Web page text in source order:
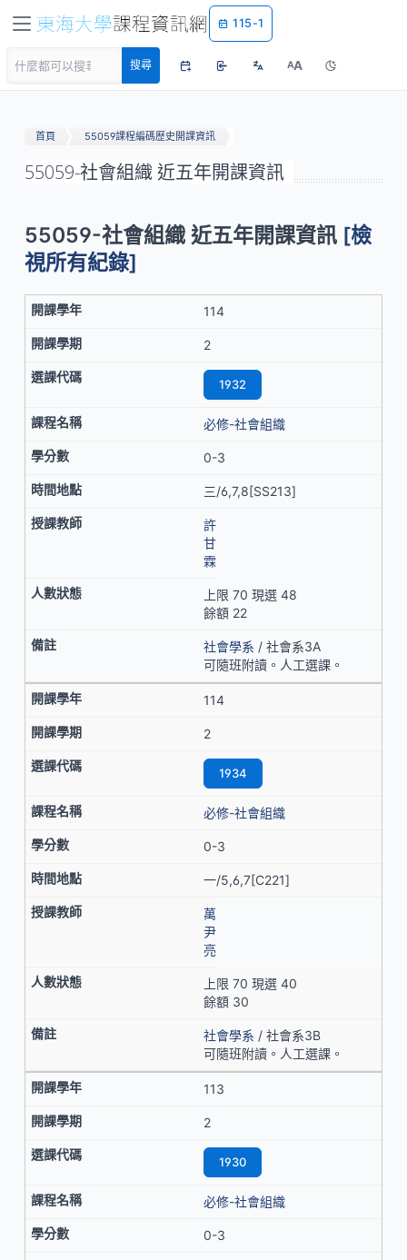
115-1
搜尋 AA
首頁 55059課程編碼歷史開課資訊
55059-社會組織 近五年開課資訊
55059-社會組織 近五年開課資訊 [檢
視所有紀錄]
114
2
1932
必修-社會組織
0-3
三/6,7,8[SS213]
許
甘
霖
上限 70 現選 48
餘額 22
社會學系 / 社會系3A
可隨班附讀。人工選課。
114
2
1934
必修-社會組織
0-3
一/5,6,7[C221]
萬
尹
亮
上限 70 現選 40
餘額 30
社會學系 / 社會系3B
可隨班附讀。人工選課。
113
2
1930
必修-社會組織
0-3